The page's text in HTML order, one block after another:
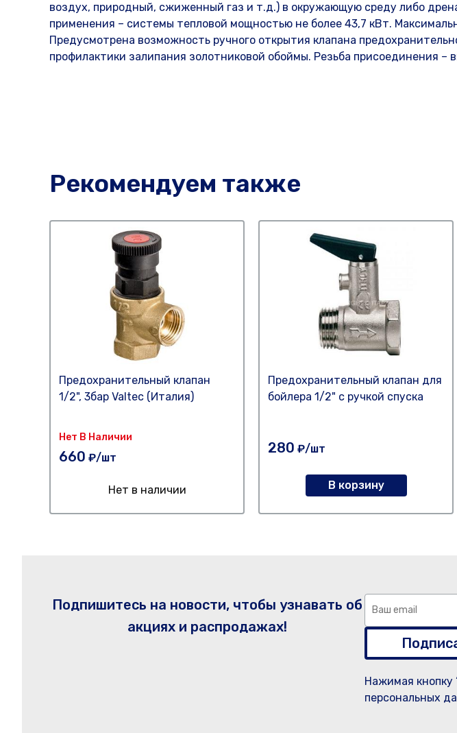
воздух, природный, сжиженный газ и т.д.) в окружающую среду либо
применения – системы тепловой мощностью не более 43,7 кВт.
Предусмотрена возможность ручного открытия клапана
профилактики залипания золотниковой обоймы. Резьба присоединения –
Рекомендуем также
Предохранительный клапан
1/2", 3бар Valtec (Италия)
Нет В Наличии
660 ₽/шт
Нет в наличии
Предохранительный клапан для
бойлера 1/2" с ручкой спуска
280 ₽/шт
В корзину
Подпишитесь на новости, чтобы узнавать об
акциях и распродажах!
Нажимая кнопку
персональных